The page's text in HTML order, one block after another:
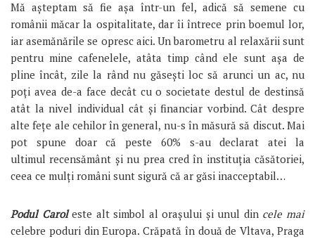
Mă așteptam să fie așa într-un fel, adică să semene cu
românii măcar la ospitalitate, dar îi întrece prin boemul lor,
iar asemănările se opresc aici. Un barometru al relaxării sunt
pentru mine cafenelele, atâta timp când ele sunt așa de
pline încât, zile la rând nu găsești loc să arunci un ac, nu
poți avea de-a face decât cu o societate destul de destinsă
atât la nivel individual cât și financiar vorbind. Cât despre
alte fețe ale cehilor în general, nu-s în măsură să discut. Mai
pot spune doar că peste 60% s-au declarat atei la
ultimul recensământ și nu prea cred în instituția căsătoriei,
ceea ce mulți români sunt sigură că ar găsi inacceptabil…
Podul Caroleste alt simbol al orașului și unul din cele mai
celebre poduri din Europa. Crăpată în două de Vltava, Praga